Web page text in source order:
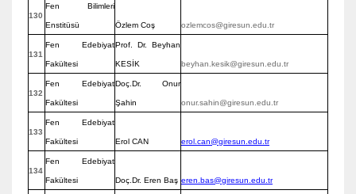
130
Fen Bilimleri
Enstitüsü Özlem Coş ozlemcos@giresun.edu.tr
131
Fen Edebiyat
Fakültesi
Prof. Dr. Beyhan
KESİK beyhan.kesik@giresun.edu.tr
132
Fen Edebiyat
Fakültesi
Doç.Dr. Onur
Şahin onur.sahin@giresun.edu.tr
133
Fen Edebiyat
Fakültesi Erol CAN erol.can@giresun.edu.tr
134
Fen Edebiyat
Fakültesi Doç.Dr. Eren Baş eren.bas@giresun.edu.tr